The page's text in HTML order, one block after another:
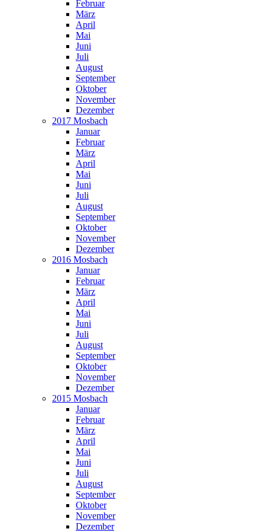
Februar
März
April
Mai
Juni
Juli
August
September
Oktober
November
Dezember
2017 Mosbach
Januar
Februar
März
April
Mai
Juni
Juli
August
September
Oktober
November
Dezember
2016 Mosbach
Januar
Februar
März
April
Mai
Juni
Juli
August
September
Oktober
November
Dezember
2015 Mosbach
Januar
Februar
März
April
Mai
Juni
Juli
August
September
Oktober
November
Dezember